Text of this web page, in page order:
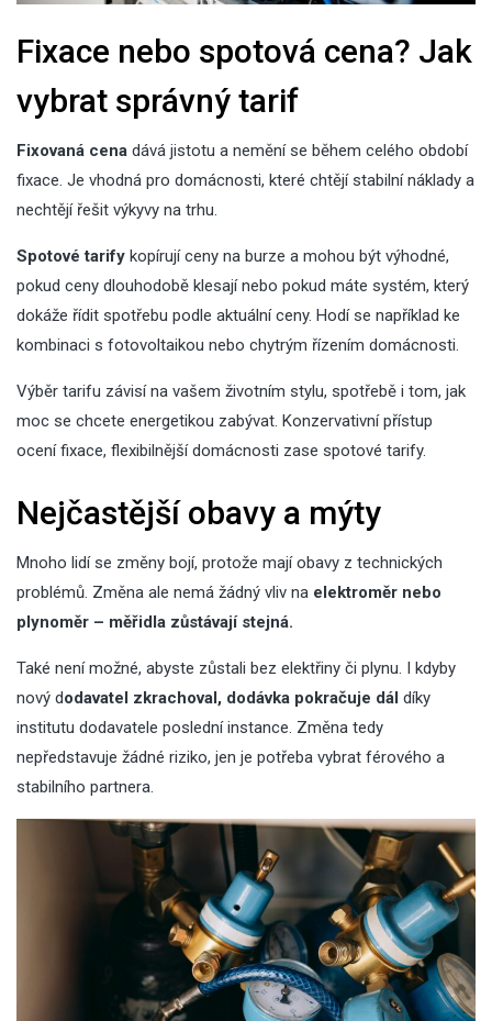
Fixace nebo spotová cena? Jak
vybrat správný tarif
Fixovaná cena dává jistotu a nemění se během celého období
fixace. Je vhodná pro domácnosti, které chtějí stabilní náklady a
nechtějí řešit výkyvy na trhu.
Spotové tarify kopírují ceny na burze a mohou být výhodné,
pokud ceny dlouhodobě klesají nebo pokud máte systém, který
dokáže řídit spotřebu podle aktuální ceny. Hodí se například ke
kombinaci s fotovoltaikou nebo chytrým řízením domácnosti.
Výběr tarifu závisí na vašem životním stylu, spotřebě i tom, jak
moc se chcete energetikou zabývat. Konzervativní přístup
ocení fixace, flexibilnější domácnosti zase spotové tarify.
Nejčastější obavy a mýty
Mnoho lidí se změny bojí, protože mají obavy z technických
problémů. Změna ale nemá žádný vliv na elektroměr nebo
plynoměr – měřidla zůstávají stejná.
Také není možné, abyste zůstali bez elektřiny či plynu. I kdyby
nový dodavatel zkrachoval, dodávka pokračuje dál díky
institutu dodavatele poslední instance. Změna tedy
nepředstavuje žádné riziko, jen je potřeba vybrat férového a
stabilního partnera.